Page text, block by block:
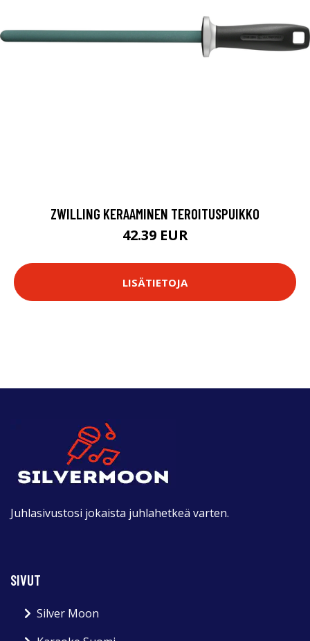
ZWILLING KERAAMINEN TEROITUSPUIKKO
42.39 EUR
LISÄTIETOJA
Juhlasivustosi jokaista juhlahetkeä varten.
SIVUT
Silver Moon